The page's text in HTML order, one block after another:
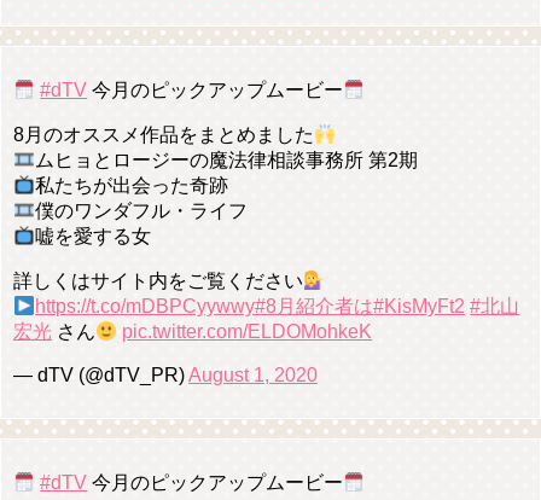
#dTV 今月のピックアップムービー
8月のオススメ作品をまとめました
ムヒョとロージーの魔法律相談事務所 第2期
私たちが出会った奇跡
僕のワンダフル・ライフ
嘘を愛する女
詳しくはサイト内をご覧ください
https://t.co/mDBPCyywwy#8月紹介者は#KisMyFt2 #北山
宏光 さん pic.twitter.com/ELDOMohkeK
— dTV (@dTV_PR)August 1, 2020
#dTV 今月のピックアップムービー